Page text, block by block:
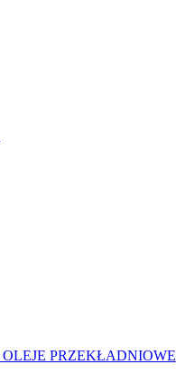
OLEJE PRZEKŁADNIOWE